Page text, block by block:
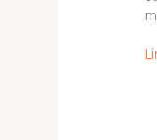
?